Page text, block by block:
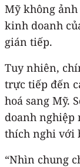
Mỹ không
kinh doanh
gián tiếp.
Tuy nhiên,
trực tiếp đến
hoá sang Mỹ.
doanh nghiệp
thích nghi với
“Nhìn chung